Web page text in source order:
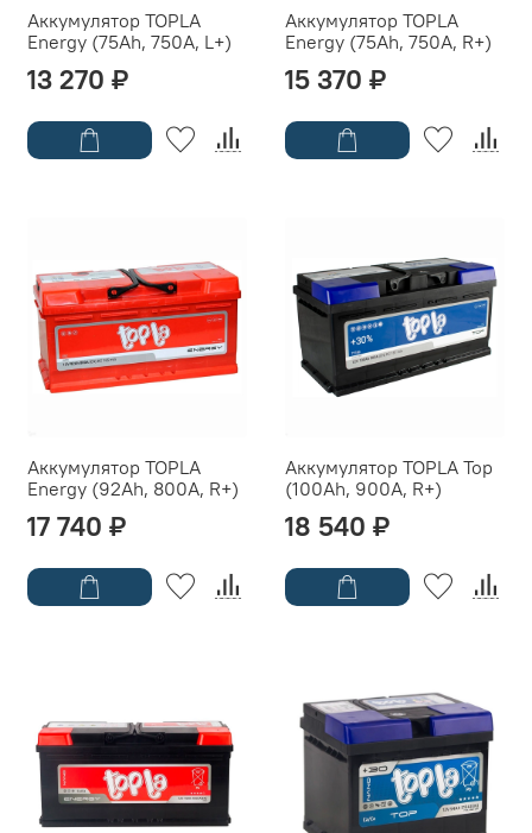
Аккумулятор TOPLA
Energy (75Ah, 750A, L+)
13 270 ₽
Аккумулятор TOPLA
Energy (75Ah, 750A, R+)
15 370 ₽
Аккумулятор TOPLA
Energy (92Ah, 800A, R+)
17 740 ₽
Аккумулятор TOPLA Top
(100Ah, 900A, R+)
18 540 ₽